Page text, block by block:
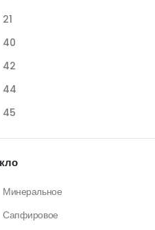
21
40
42
44
45
Минеральное
Сапфировое